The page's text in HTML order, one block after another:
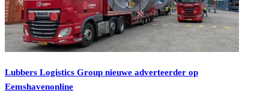
Lubbers Logistics Group nieuwe adverteerder op
Eemshavenonline